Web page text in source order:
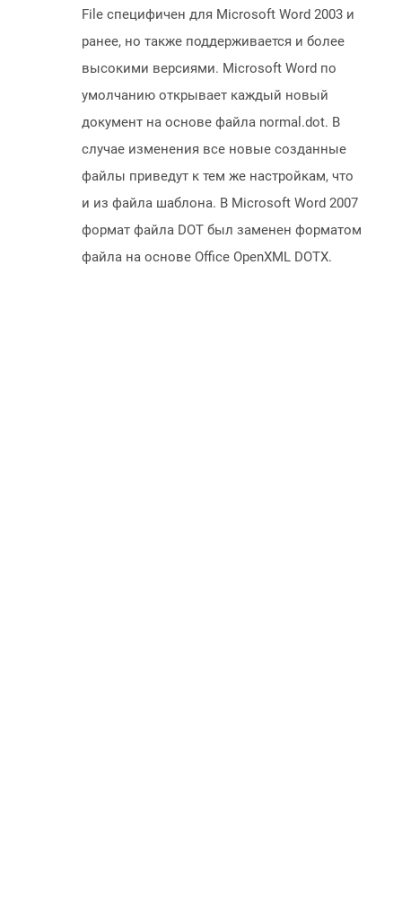
File специфичен для Microsoft Word 2003 и
ранее, но также поддерживается и более
высокими версиями. Microsoft Word по
умолчанию открывает каждый новый
документ на основе файла normal.dot. В
случае изменения все новые созданные
файлы приведут к тем же настройкам, что
и из файла шаблона. В Microsoft Word 2007
формат файла DOT был заменен форматом
файла на основе Office OpenXML DOTX.